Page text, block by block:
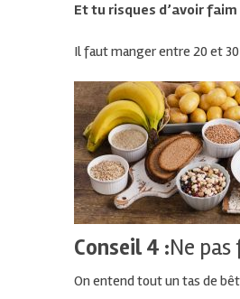
Et tu risques d’avoir faim
Il faut manger entre 20 et
Conseil 4 :Ne pas
On entend tout un tas de